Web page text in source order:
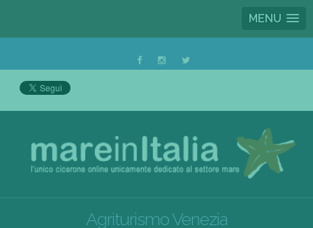
MENU
Agriturismo Venezia